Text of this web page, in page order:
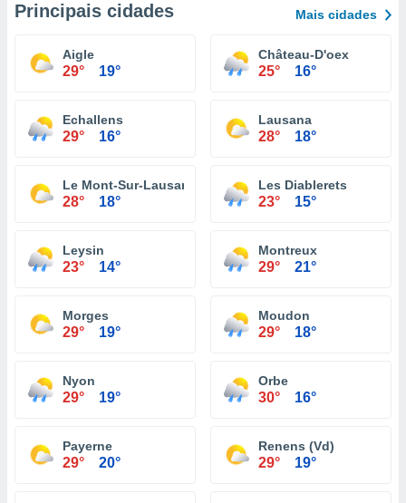
Principais cidades Mais cidades
Aigle
29° 19°
Château-D'oex
25° 16°
Echallens
29° 16°
Lausana
28° 18°
Le Mont-Sur-Lausanne
28° 18°
Les Diablerets
23° 15°
Leysin
23° 14°
Montreux
29° 21°
Morges
29° 19°
Moudon
29° 18°
Nyon
29° 19°
Orbe
30° 16°
Payerne
29° 20°
Renens (Vd)
29° 19°